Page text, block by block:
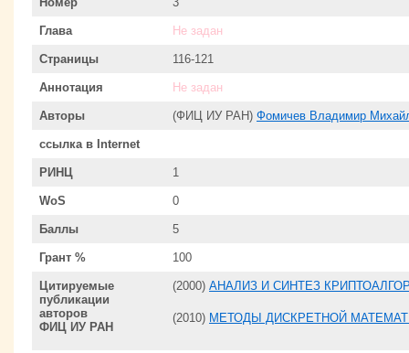
Глава Не задан
Страницы 116-121
Аннотация Не задан
Авторы (ФИЦ ИУ РАН) Фомичев Владимир
ссылка в Internet
РИНЦ 1
WoS 0
Баллы 5
Грант % 100
Цитируемые
публикации
авторов
ФИЦ ИУ РАН
(2000) АНАЛИЗ И СИНТЕЗ
(2010) МЕТОДЫ ДИСКРЕТНОЙ